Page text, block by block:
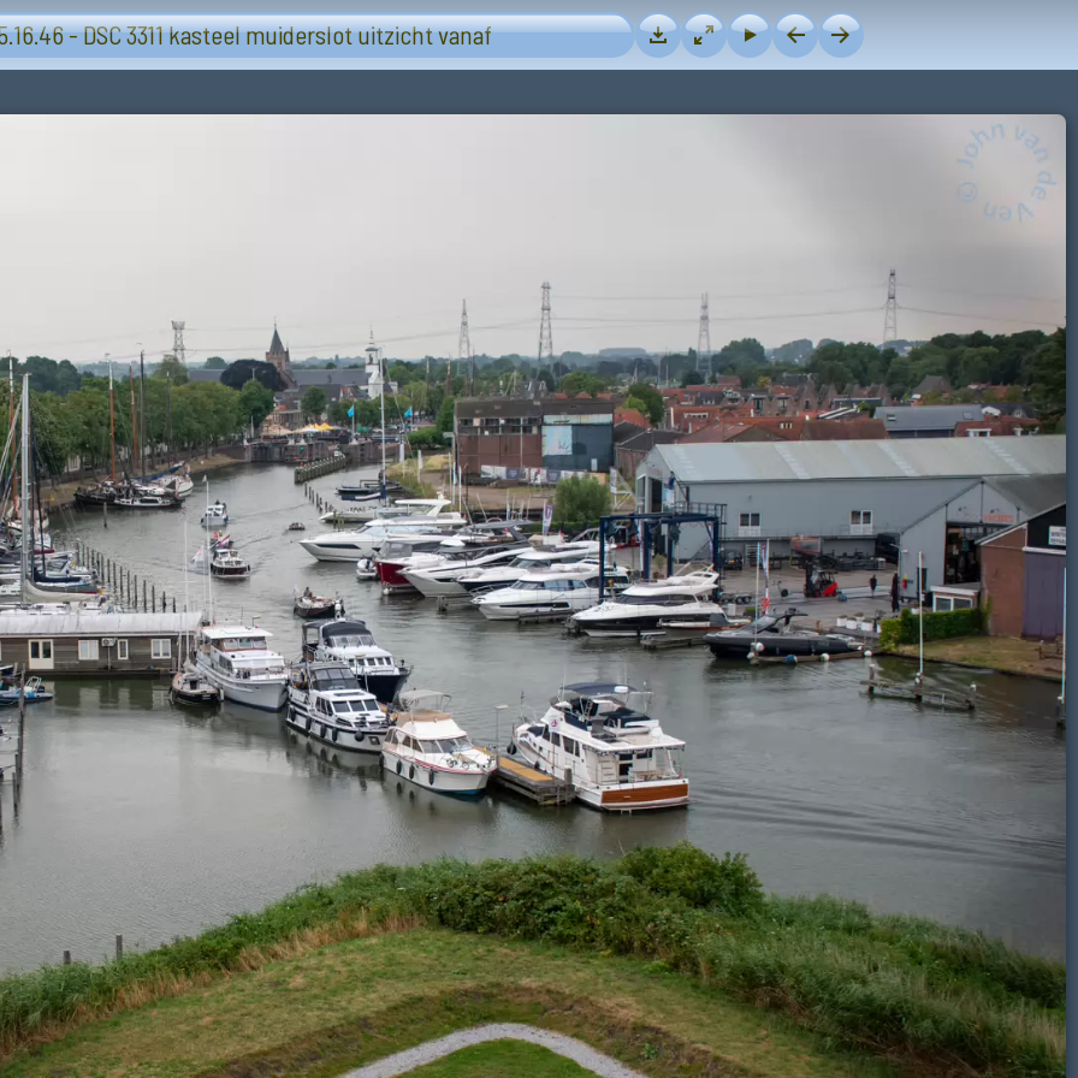
Muiderslot
Naarden-vestiging
- DSC 3311 kasteel muiderslot uitzicht vanaf
MuiderslotNaarden-
vestiging
VenloVliegtuigen
en
Helicopters
politie
Vliegtuigen -
Sanicole (B)
Volkel
airbase
Volkel
airbase
MaanLucht-
wolken
Volkel
airbase
OnweerSterrenRegenboog
Glow
Eindhoven
Zon